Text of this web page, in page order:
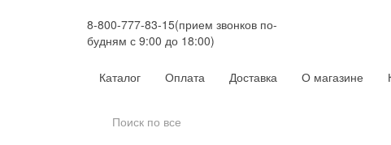
8-800-777-83-15(прием звонков по-
будням с 9:00 до 18:00)
Каталог
Оплата Доставка О магазине